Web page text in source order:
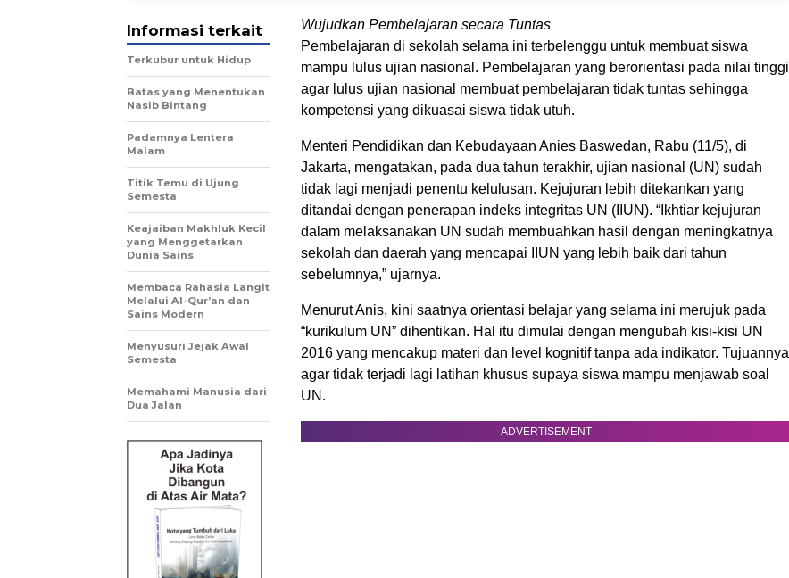
Wujudkan Pembelajaran secara Tuntas
Pembelajaran di sekolah selama ini terbelenggu untuk membuat siswa
mampu lulus ujian nasional. Pembelajaran yang berorientasi pada nilai tinggi
agar lulus ujian nasional membuat pembelajaran tidak tuntas sehingga
kompetensi yang dikuasai siswa tidak utuh.
Menteri Pendidikan dan Kebudayaan Anies Baswedan, Rabu (11/5), di
Jakarta, mengatakan, pada dua tahun terakhir, ujian nasional (UN) sudah
tidak lagi menjadi penentu kelulusan. Kejujuran lebih ditekankan yang
ditandai dengan penerapan indeks integritas UN (IIUN). “Ikhtiar kejujuran
dalam melaksanakan UN sudah membuahkan hasil dengan meningkatnya
sekolah dan daerah yang mencapai IIUN yang lebih baik dari tahun
sebelumnya,” ujarnya.
Menurut Anis, kini saatnya orientasi belajar yang selama ini merujuk pada
“kurikulum UN” dihentikan. Hal itu dimulai dengan mengubah kisi-kisi UN
2016 yang mencakup materi dan level kognitif tanpa ada indikator. Tujuannya
agar tidak terjadi lagi latihan khusus supaya siswa mampu menjawab soal
UN.
ADVERTISEMENT
Informasi terkait
Terkubur untuk Hidup
Batas yang Menentukan
Nasib Bintang
Padamnya Lentera
Malam
Titik Temu di Ujung
Semesta
Keajaiban Makhluk Kecil
yang Menggetarkan
Dunia Sains
Membaca Rahasia Langit
Melalui Al-Qur’an dan
Sains Modern
Menyusuri Jejak Awal
Semesta
Memahami Manusia dari
Dua Jalan